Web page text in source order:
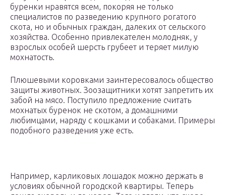
буренки нравятся всем, покоряя не только
специалистов по разведению крупного рогатого
скота, но и обычных граждан, далеких от сельского
хозяйства. Особенно привлекателен молодняк, у
взрослых особей шерсть грубеет и теряет милую
мохнатость.
Плюшевыми коровками заинтересовалось общество
защиты животных. Зоозащитники хотят запретить их
забой на мясо. Поступило предложение считать
мохнатых буренок не скотом, а домашними
любимцами, наряду с кошками и собаками. Примеры
подобного разведения уже есть.
Например, карликовых лошадок можно держать в
условиях обычной городской квартиры. Теперь